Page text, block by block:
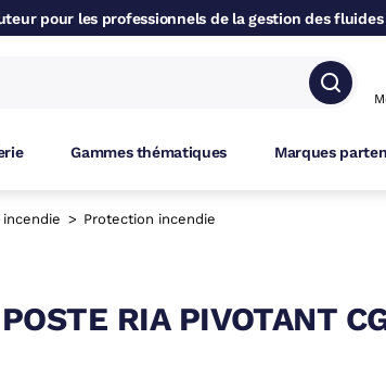
pour les professionnels de la gestion des fluides
Gammes thématiques Marques
Protection incendie
RIA PIVOTANT